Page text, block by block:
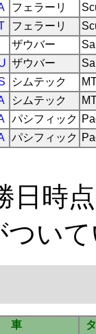
フェラーリ
フェラーリ
ザウバー
ザウバー
シムテック
シムテック
パシフィック
パシフィック
日時点
つい
車